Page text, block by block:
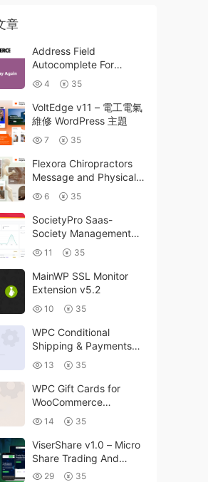
章
Address Field
Autocomplete For
WooCommerce v1.3.2
4 35
VoltEdge v11 – 電工電氣
維修 WordPress 主題
7 35
Flexora Chiropractors
Message and Physical
Therapists WordPress
Theme v10
6 35
SocietyPro Saas-
Society Management
Software v1.0.73
11 35
MainWP SSL Monitor
Extension v5.2
10 35
WPC Conditional
Shipping & Payments
(Premium) v1.0.2
13 35
WPC Gift Cards for
WooCommerce
(Premium) v1.0.2
14 35
ViserShare v1.0 – Micro
Share Trading And
Prediction Platform |
29 35